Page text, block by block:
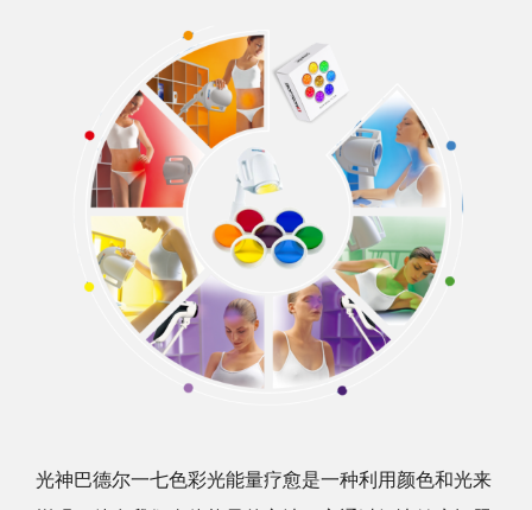
光神巴德尔一七色彩光能量疗愈是一种利用颜色和光来